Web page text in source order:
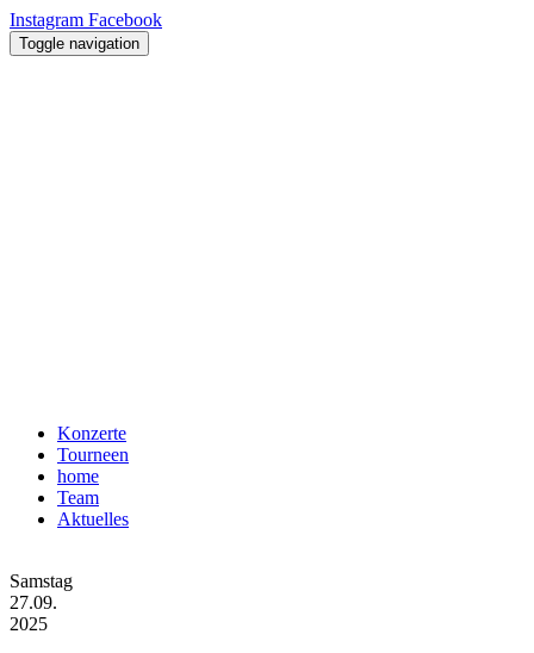
Instagram Facebook
Toggle navigation
Konzerte
Tourneen
home
Team
Aktuelles
Samstag
27.09.
2025